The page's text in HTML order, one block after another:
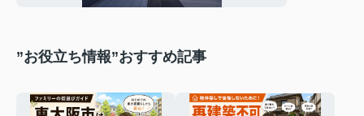
”お役立ち情報”おすすめ記事